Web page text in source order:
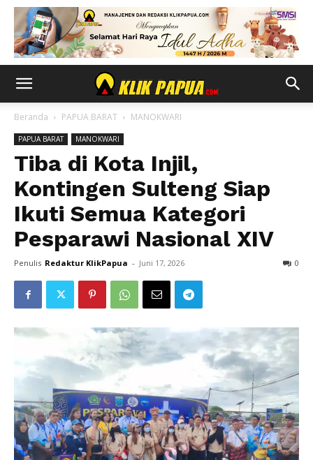
Beranda PAPUA BARAT MANOKWARI
PAPUA BARAT MANOKWARI
Tiba di Kota Injil,
Kontingen Sulteng Siap
Ikuti Semua Kategori
Pesparawi Nasional XIV
Penulis Redaktur KlikPapua - Juni 17, 2026 0